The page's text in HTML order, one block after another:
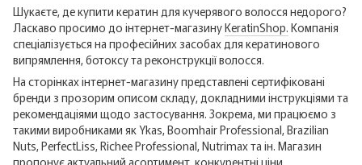
Шукаєте, де купити кератин для кучерявого волосся недорого?
Ласкаво просимо до інтернет-магазинуKeratinShop. Компанія
спеціалізується на професійних засобах для кератинового
випрямлення, ботоксу та реконструкції волосся.
На сторінках інтернет-магазину представлені сертифіковані
бренди з прозорим описом складу, докладними інструкціями та
рекомендаціями щодо застосування. Зокрема, ми працюємо з
такими виробниками як Ykas, Boomhair Professional, Brazilian
Nuts, PerfectLiss, Richee Professional, Nutrimax та ін. Магазин